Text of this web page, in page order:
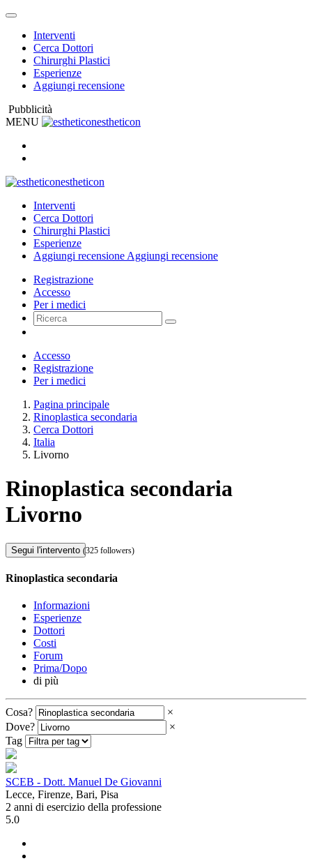
Interventi
Cerca Dottori
Chirurghi Plastici
Esperienze
Aggiungi recensione
Pubblicità
MENU
estheticon
estheticon
Interventi
Cerca Dottori
Chirurghi Plastici
Esperienze
Aggiungi recensione Aggiungi recensione
Registrazione
Accesso
Per i medici
Accesso
Registrazione
Per i medici
Pagina principale
Rinoplastica secondaria
Cerca Dottori
Italia
Livorno
Rinoplastica secondaria
Livorno
Segui l'intervento (325 followers)
Rinoplastica secondaria
Informazioni
Esperienze
Dottori
Costi
Forum
Prima/Dopo
di più
Cosa?
×
Dove?
×
Tag
SCEB - Dott. Manuel De Giovanni
Lecce, Firenze, Bari, Pisa
2 anni di esercizio della professione
5.0